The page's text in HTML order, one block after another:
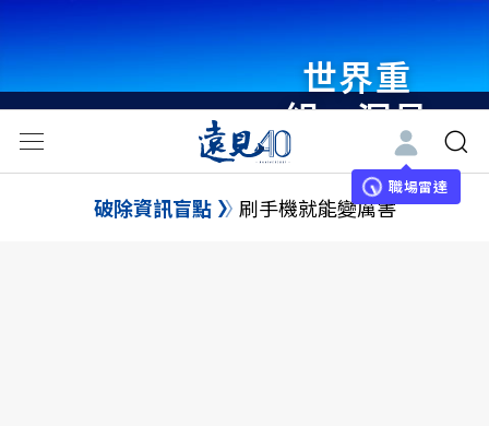
世界重
組・洞見
未來 與
世界領袖
職場雷達
破除資訊盲點 刷手機就能變厲害